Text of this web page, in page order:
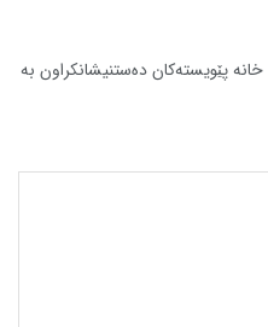
خانە پێویستەکان دەستنیشانکراون بە